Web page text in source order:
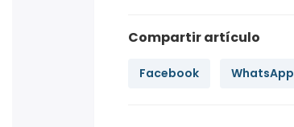
Compartir artículo
Facebook WhatsApp